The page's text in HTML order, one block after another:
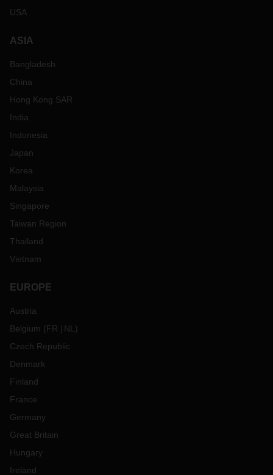
USA
ASIA
Bangladesh
China
Hong Kong SAR
India
Indonesia
Japan
Korea
Malaysia
Singapore
Taiwan Region
Thailand
Vietnam
EUROPE
Austria
Belgium (FR NL )
Czech Republic
Denmark
Finland
France
Germany
Great Britain
Hungary
Ireland